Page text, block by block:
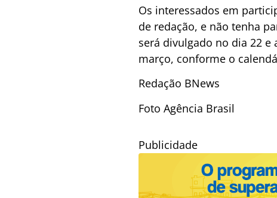
Os interessados em
de redação, e não tenha
será divulgado no dia 22
março, conforme o
Redação BNews
Foto Agência Brasil
Publicidade